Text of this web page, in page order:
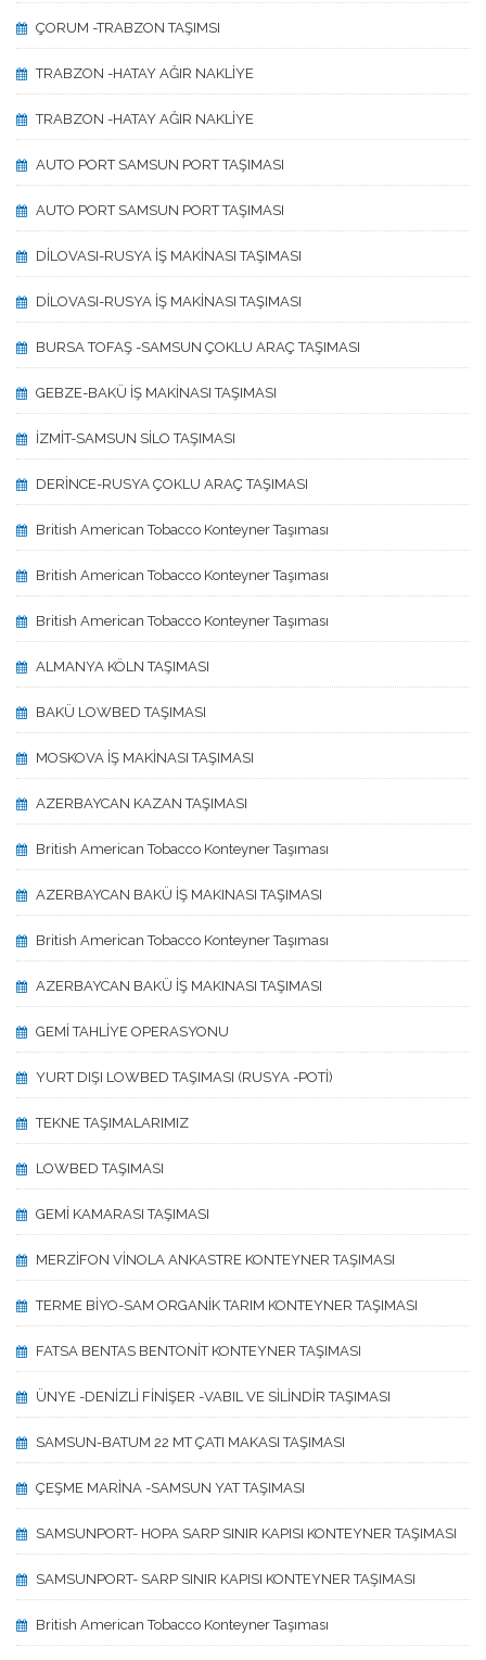
ÇORUM -TRABZON TAŞIMSI
TRABZON -HATAY AĞIR NAKLİYE
TRABZON -HATAY AĞIR NAKLİYE
AUTO PORT SAMSUN PORT TAŞIMASI
AUTO PORT SAMSUN PORT TAŞIMASI
DİLOVASI-RUSYA İŞ MAKİNASI TAŞIMASI
DİLOVASI-RUSYA İŞ MAKİNASI TAŞIMASI
BURSA TOFAŞ -SAMSUN ÇOKLU ARAÇ TAŞIMASI
GEBZE-BAKÜ İŞ MAKİNASI TAŞIMASI
İZMİT-SAMSUN SİLO TAŞIMASI
DERİNCE-RUSYA ÇOKLU ARAÇ TAŞIMASI
British American Tobacco Konteyner Taşıması
British American Tobacco Konteyner Taşıması
British American Tobacco Konteyner Taşıması
ALMANYA KÖLN TAŞIMASI
BAKÜ LOWBED TAŞIMASI
MOSKOVA İŞ MAKİNASI TAŞIMASI
AZERBAYCAN KAZAN TAŞIMASI
British American Tobacco Konteyner Taşıması
AZERBAYCAN BAKÜ İŞ MAKINASI TAŞIMASI
British American Tobacco Konteyner Taşıması
AZERBAYCAN BAKÜ İŞ MAKINASI TAŞIMASI
GEMİ TAHLİYE OPERASYONU
YURT DIŞI LOWBED TAŞIMASI (RUSYA -POTİ)
TEKNE TAŞIMALARIMIZ
LOWBED TAŞIMASI
GEMİ KAMARASI TAŞIMASI
MERZİFON VİNOLA ANKASTRE KONTEYNER TAŞIMASI
TERME BİYO-SAM ORGANİK TARIM KONTEYNER TAŞIMASI
FATSA BENTAS BENTONİT KONTEYNER TAŞIMASI
ÜNYE -DENİZLİ FİNİŞER -VABIL VE SİLİNDİR TAŞIMASI
SAMSUN-BATUM 22 MT ÇATI MAKASI TAŞIMASI
ÇEŞME MARİNA -SAMSUN YAT TAŞIMASI
SAMSUNPORT- HOPA SARP SINIR KAPISI KONTEYNER TAŞIMASI
SAMSUNPORT- SARP SINIR KAPISI KONTEYNER TAŞIMASI
British American Tobacco Konteyner Taşıması